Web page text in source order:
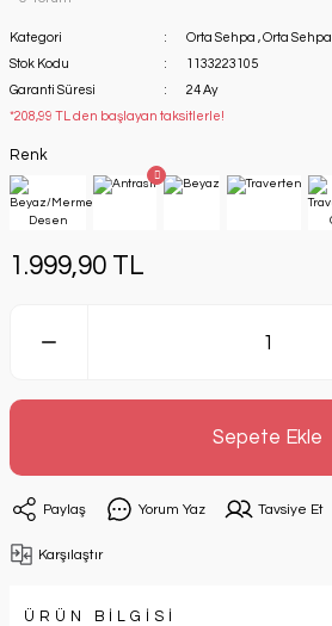
Kategori Orta Sehpa ,Orta Sehpa
Stok Kodu
1133223105
Garanti Süresi
24 Ay
*208,99 TL den başlayan taksitlerle!
Renk
1.999,90 TL
Sepete Ekle
Paylaş Yorum Yaz Tavsiye Et
Karşılaştır
ÜRÜN BİLGİSİ